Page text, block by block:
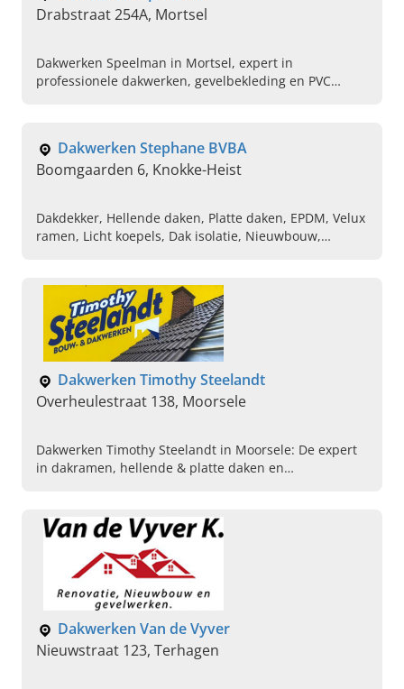
Drabstraat 254A, Mortsel
Dakwerken Speelman in Mortsel, expert in
professionele dakwerken, gevelbekleding en PVC
Dakwerken Stephane BVBA
Boomgaarden 6, Knokke-Heist
Dakdekker, Hellende daken, Platte daken, EPDM, Velux
ramen, Licht koepels, Dak isolatie, Nieuwbouw,
Dakwerken Timothy Steelandt
Overheulestraat 138, Moorsele
Dakwerken Timothy Steelandt in Moorsele: De expert
in dakramen, hellende & platte daken en
Dakwerken Van de Vyver
Nieuwstraat 123, Terhagen